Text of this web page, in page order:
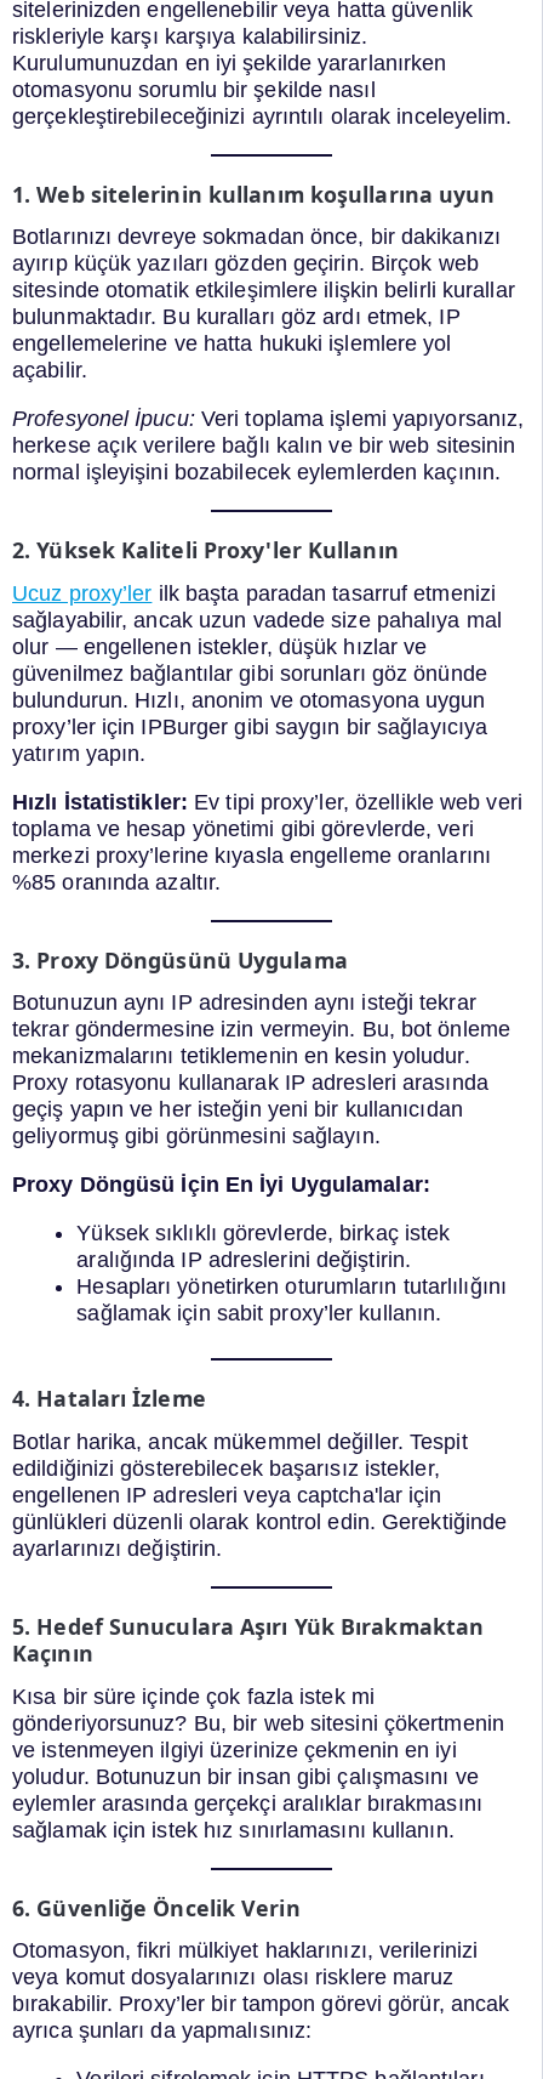
sitelerinizden engellenebilir veya hatta güvenlik
riskleriyle karşı karşıya kalabilirsiniz.
Kurulumunuzdan en iyi şekilde yararlanırken
otomasyonu sorumlu bir şekilde nasıl
gerçekleştirebileceğinizi ayrıntılı olarak inceleyelim.
1. Web sitelerinin kullanım koşullarına uyun
Botlarınızı devreye sokmadan önce, bir dakikanızı
ayırıp küçük yazıları gözden geçirin. Birçok web
sitesinde otomatik etkileşimlere ilişkin belirli kurallar
bulunmaktadır. Bu kuralları göz ardı etmek, IP
engellemelerine ve hatta hukuki işlemlere yol
açabilir.
Profesyonel İpucu:Veri toplama işlemi yapıyorsanız,
herkese açık verilere bağlı kalın ve bir web sitesinin
normal işleyişini bozabilecek eylemlerden kaçının.
2. Yüksek Kaliteli Proxy'ler Kullanın
Ucuz proxy’ler ilk başta paradan tasarruf etmenizi
sağlayabilir, ancak uzun vadede size pahalıya mal
olur — engellenen istekler, düşük hızlar ve
güvenilmez bağlantılar gibi sorunları göz önünde
bulundurun. Hızlı, anonim ve otomasyona uygun
proxy’ler için IPBurger gibi saygın bir sağlayıcıya
yatırım yapın.
Hızlı İstatistikler: Ev tipi proxy’ler, özellikle web veri
toplama ve hesap yönetimi gibi görevlerde, veri
merkezi proxy’lerine kıyasla engelleme oranlarını
%85 oranında azaltır.
3. Proxy Döngüsünü Uygulama
Botunuzun aynı IP adresinden aynı isteği tekrar
tekrar göndermesine izin vermeyin. Bu, bot önleme
mekanizmalarını tetiklemenin en kesin yoludur.
Proxy rotasyonu kullanarak IP adresleri arasında
geçiş yapın ve her isteğin yeni bir kullanıcıdan
geliyormuş gibi görünmesini sağlayın.
Proxy Döngüsü İçin En İyi Uygulamalar:
Yüksek sıklıklı görevlerde, birkaç istek
aralığında IP adreslerini değiştirin.
Hesapları yönetirken oturumların tutarlılığını
sağlamak için sabit proxy’ler kullanın.
4. Hataları İzleme
Botlar harika, ancak mükemmel değiller. Tespit
edildiğinizi gösterebilecek başarısız istekler,
engellenen IP adresleri veya captcha'lar için
günlükleri düzenli olarak kontrol edin. Gerektiğinde
ayarlarınızı değiştirin.
5. Hedef Sunuculara Aşırı Yük Bırakmaktan
Kaçının
Kısa bir süre içinde çok fazla istek mi
gönderiyorsunuz? Bu, bir web sitesini çökertmenin
ve istenmeyen ilgiyi üzerinize çekmenin en iyi
yoludur. Botunuzun bir insan gibi çalışmasını ve
eylemler arasında gerçekçi aralıklar bırakmasını
sağlamak için istek hız sınırlamasını kullanın.
6. Güvenliğe Öncelik Verin
Otomasyon, fikri mülkiyet haklarınızı, verilerinizi
veya komut dosyalarınızı olası risklere maruz
bırakabilir. Proxy’ler bir tampon görevi görür, ancak
ayrıca şunları da yapmalısınız: